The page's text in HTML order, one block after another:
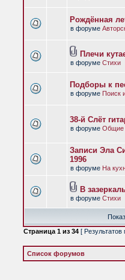
Рождённая
в форуме
Плечи
в форуме Стихи
Подборы к
в форуме Поиск
38-й Слёт
в форуме Общие
Записи Эла
1996
в форуме На
В
в форуме Стихи
Страница 1 из 34 [ Результатов
Список форумов